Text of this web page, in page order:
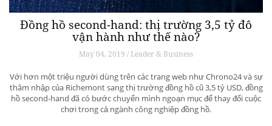
Đồng hồ second-hand: thị trường 3,5 tỷ đô
vận hành như thế nào?
May 04, 2019 / Leader & Business
Với hơn một triệu người dùng trên các trang web như Chrono24 và sự
thâm nhập của Richemont sang thị trường đồng hồ cũ 3,5 tỷ USD, đồng
hồ second-hand đã có bước chuyển mình ngoạn mục để thay đổi cuộc
chơi trong cả ngành công nghiệp đồng hồ.